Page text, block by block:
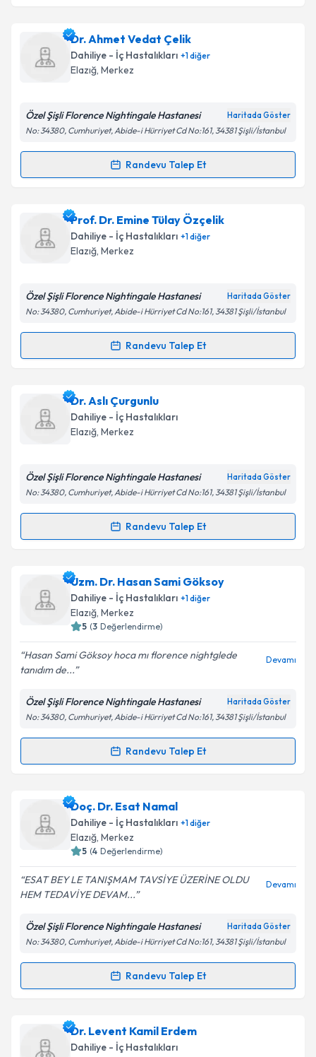
Dr. Öğr. Üyesi Ayşe Sinangiliçin randevu takvimi
talebi oluşturun. Size bu uzmandan randevu almanız
için bir takvim hazırlandığında e-posta ile
bilgilendireceğiz.
Kişisel verilerimin işlenmesine ilişkinAydınlatma
kapsamda işlenmesini kabul ediyorum.
Takvim Talebini Gönder
Dr. Ahmet Vedat Çelik
Dahiliye - İç Hastalıkları +1diğer
Elazığ, Merkez
Özel Şişli Florence Nightingale Hastanesi Haritada Göster
No: 34380, Cumhuriyet, Abide-i Hürriyet Cd No:161, 34381 Şişli/İstanbul
Randevu Talep Et
Randevu Takvimi Talebi
Dr. Ahmet Vedat Çelikiçin randevu takvimi talebi
oluşturun. Size bu uzmandan randevu almanız için bir
takvim hazırlandığında e-posta ile bilgilendireceğiz.
Kişisel verilerimin işlenmesine ilişkin
Metni'ni okudum ve kişisel verilerimin belirtilen
Takvim Talebini Gönder
Prof. Dr. Emine Tülay Özçelik
Dahiliye - İç Hastalıkları +1diğer
Elazığ, Merkez
Özel Şişli Florence Nightingale Hastanesi Haritada Göster
No: 34380, Cumhuriyet, Abide-i Hürriyet Cd No:161, 34381 Şişli/İstanbul
Randevu Talep Et
Randevu Takvimi Talebi
Prof. Dr. Emine Tülay Özçelik
talebi oluşturun. Size bu uzmandan randevu almanız
için bir takvim hazırlandığında e-posta ile
bilgilendireceğiz.
Kişisel verilerimin işlenmesine ilişkinAydınlatma
kapsamda işlenmesini kabul ediyorum.
Takvim Talebini Gönder
Dr. Aslı Çurgunlu
Dahiliye - İç Hastalıkları
Elazığ, Merkez
Özel Şişli Florence Nightingale Hastanesi Haritada Göster
No: 34380, Cumhuriyet, Abide-i Hürriyet Cd No:161, 34381 Şişli/İstanbul
Randevu Talep Et
Randevu Takvimi Talebi
Dr. Aslı Çurgunluiçin randevu takvimi talebi
oluşturun. Size bu uzmandan randevu almanız için bir
takvim hazırlandığında e-posta ile bilgilendireceğiz.
Kişisel verilerimin işlenmesine ilişkin
Aydınlatma
Metni'ni okudum ve kişisel verilerimin belirtilen
kapsamda işlenmesini kabul ediyorum.
Uzm. Dr. Hasan Sami Göksoy
Dahiliye - İç Hastalıkları +1diğer
Elazığ, Merkez
5 (3 Değerlendirme)
Hasan Sami Göksoy hoca mı florence nightglede
tanıdım de...
Devamı
Özel Şişli Florence Nightingale Hastanesi Haritada Göster
No: 34380, Cumhuriyet, Abide-i Hürriyet Cd No:161, 34381 Şişli/İstanbul
Randevu Talep Et
Randevu Takvimi Talebi
Uzm. Dr. Hasan Sami Göksoy
talebi oluşturun. Size bu uzmandan randevu almanız
için bir takvim hazırlandığında e-posta ile
bilgilendireceğiz.
E-posta Adresiniz
Kişisel verilerimin işlenmesine ilişkinAydınlatma
Metni'ni okudum ve kişisel verilerimin belirtilen
kapsamda işlenmesini kabul ediyorum.
Doç. Dr. Esat Namal
Dahiliye - İç Hastalıkları +1diğer
Elazığ, Merkez
5 (4 Değerlendirme)
ESAT BEY LE TANIŞMAM TAVSİYE ÜZERİNE OLDU
HEM TEDAVİYE DEVAM...
Devamı
Özel Şişli Florence Nightingale Hastanesi Haritada Göster
No: 34380, Cumhuriyet, Abide-i Hürriyet Cd No:161, 34381 Şişli/İstanbul
Randevu Talep Et
Randevu Takvimi Talebi
Doç. Dr. Esat Namaliçin randevu takvimi talebi
oluşturun. Size bu uzmandan randevu almanız için bir
Dr. Levent Kamil Erdem
Dahiliye - İç Hastalıkları